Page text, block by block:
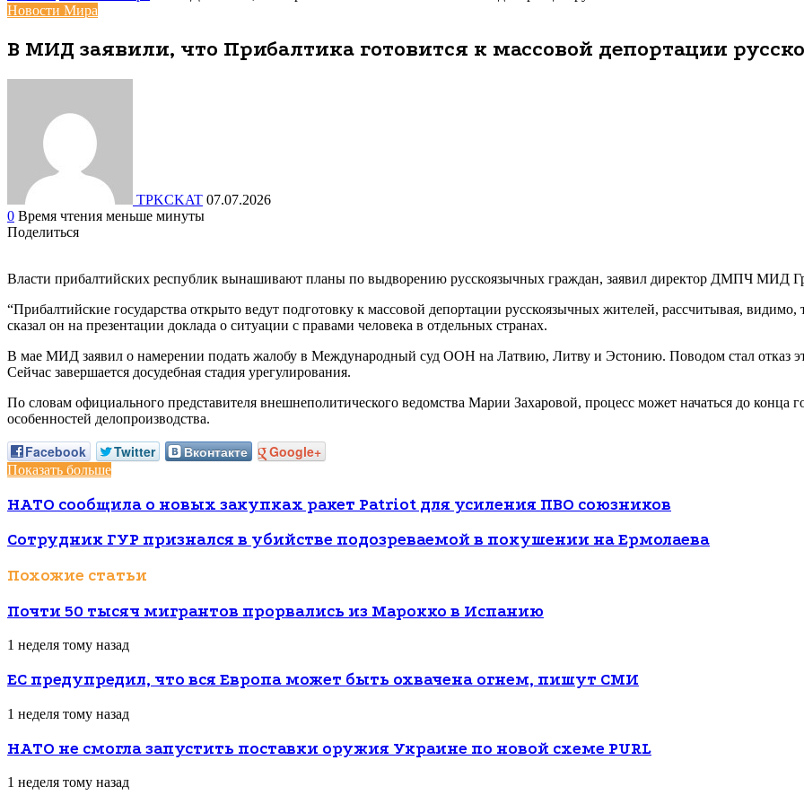
Новости Мира
В МИД заявили, что Прибалтика готовится к массовой депортации
TPKCKAT 07.07.2026
0 Время чтения меньше минуты
Поделиться
электронную
Власти прибалтийских республик вынашивают планы по выдворению русскоязычных граждан, заявил директор ДМПЧ МИД
“Прибалтийские государства открыто ведут подготовку к массовой депортации русскоязычных жителей, рассчитывая,
сказал он на презентации доклада о ситуации с правами человека в отдельных странах.
В мае МИД заявил о намерении подать жалобу в Международный суд ООН на Латвию, Литву и Эстонию. Поводом стал отказ
Сейчас завершается досудебная стадия урегулирования.
По словам официального представителя внешнеполитического ведомства Марии Захаровой, процесс может начаться до конца
особенностей делопроизводства.
Facebook Twitter Вконтакте Google+
Показать больше
НАТО сообщила о новых закупках ракет Patriot для усиления ПВО союзников
Сотрудник ГУР признался в убийстве подозреваемой в покушении на Ермолаева
Похожие статьи
Почти 50 тысяч мигрантов прорвались из Марокко в Испанию
1 неделя тому назад
ЕС предупредил, что вся Европа может быть охвачена огнем, пишут СМИ
1 неделя тому назад
НАТО не смогла запустить поставки оружия Украине по новой схеме PURL
1 неделя тому назад